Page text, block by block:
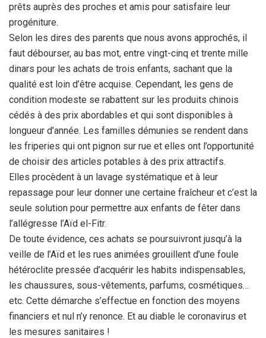
prêts auprès des proches et amis pour satisfaire leur
progéniture.
Selon les dires des parents que nous avons approchés, il
faut débourser, au bas mot, entre vingt-cinq et trente mille
dinars pour les achats de trois enfants, sachant que la
qualité est loin d’être acquise. Cependant, les gens de
condition modeste se rabattent sur les produits chinois
cédés à des prix abordables et qui sont disponibles à
longueur d’année. Les familles démunies se rendent dans
les friperies qui ont pignon sur rue et elles ont l’opportunité
de choisir des articles potables à des prix attractifs.
Elles procèdent à un lavage systématique et à leur
repassage pour leur donner une certaine fraîcheur et c’est la
seule solution pour permettre aux enfants de fêter dans
l’allégresse l’Aïd el-Fitr.
De toute évidence, ces achats se poursuivront jusqu’à la
veille de l’Aïd et les rues animées grouillent d’une foule
hétéroclite pressée d’acquérir les habits indispensables,
les chaussures, sous-vêtements, parfums, cosmétiques…
etc. Cette démarche s’effectue en fonction des moyens
financiers et nul n’y renonce. Et au diable le coronavirus et
les mesures sanitaires !